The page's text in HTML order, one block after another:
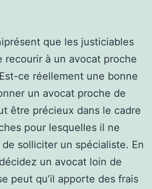
que les justiciables
recourir à un avocat proche
ce réellement une bonne
un avocat proche de
être précieux dans le cadre
pour lesquelles il ne
solliciter un spécialiste. En
un avocat loin de
peut qu’il apporte des frais